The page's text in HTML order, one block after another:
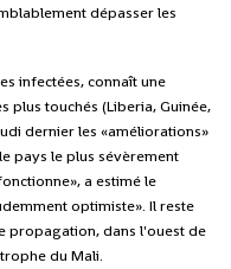
dépasser les
infectées, connaît une
plus touchés (Liberia, Guinée,
dernier les «améliorations»
pays le plus sévèrement
a estimé le
optimiste». Il reste
propagation, dans l'ouest de
du Mali.